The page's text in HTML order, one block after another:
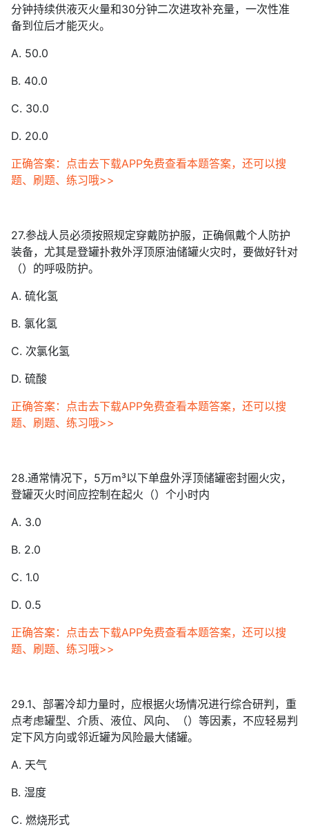
分钟持续供液灭火量和30分钟二次进攻补充量，一次性准
备到位后才能灭火。
A. 50.0
B. 40.0
C. 30.0
D. 20.0
正确答案：点击去下载APP免费查看本题答案，还可以搜
题、刷题、练习哦>>
27.参战人员必须按照规定穿戴防护服，正确佩戴个人防护
装备，尤其是登罐扑救外浮顶原油储罐火灾时，要做好针对
（）的呼吸防护。
A. 硫化氢
B. 氯化氢
C. 次氯化氢
D. 硫酸
正确答案：点击去下载APP免费查看本题答案，还可以搜
题、刷题、练习哦>>
28.通常情况下，5万m³以下单盘外浮顶储罐密封圈火灾，
登罐灭火时间应控制在起火（）个小时内
A. 3.0
B. 2.0
C. 1.0
D. 0.5
正确答案：点击去下载APP免费查看本题答案，还可以搜
题、刷题、练习哦>>
29.1、部署冷却力量时，应根据火场情况进行综合研判，重
点考虑罐型、介质、液位、风向、（）等因素，不应轻易判
定下风方向或邻近罐为风险最大储罐。
A. 天气
B. 湿度
C. 燃烧形式